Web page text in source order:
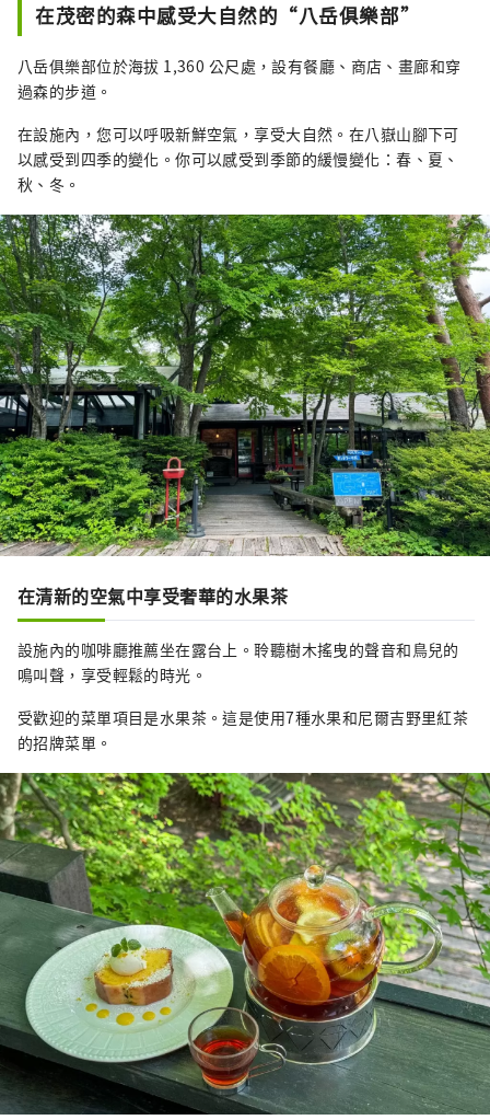
在茂密的森中感受大自然的“八岳俱樂部”
八岳俱樂部位於海拔 1,360 公尺處，設有餐廳、商店、畫廊和穿
過森的步道。
在設施內，您可以呼吸新鮮空氣，享受大自然。在八嶽山腳下可
以感受到四季的變化。你可以感受到季節的緩慢變化：春、夏、
秋、冬。
在清新的空氣中享受奢華的水果茶
設施內的咖啡廳推薦坐在露台上。聆聽樹木搖曳的聲音和鳥兒的
鳴叫聲，享受輕鬆的時光。
受歡迎的菜單項目是水果茶。這是使用7種水果和尼爾吉野里紅茶
的招牌菜單。